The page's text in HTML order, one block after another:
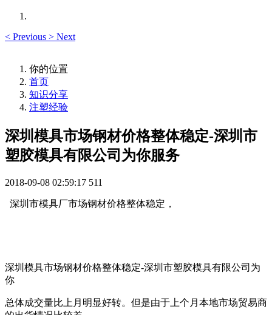
< Previous > Next
你的位置
首页
知识分享
注塑经验
深圳模具市场钢材价格整体稳定-深圳市
塑胶模具有限公司为你服务
2018-09-08 02:59:17 511
深圳市模具厂市场钢材价格整体稳定，
深圳模具市场钢材价格整体稳定-深圳市塑胶模具有限公司为
你
总体成交量比上月明显好转。但是由于上个月本地市场贸易商